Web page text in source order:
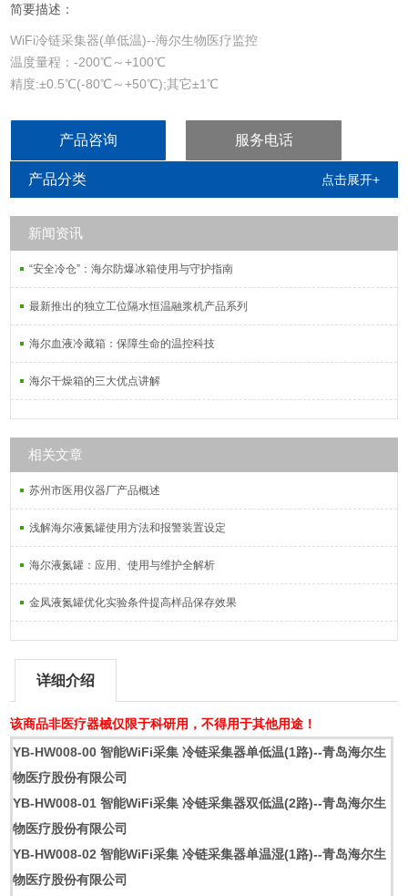
简要描述：
WiFi冷链采集器(单低温)--海尔生物医疗监控
温度量程：-200℃～+100℃
精度:±0.5℃(-80℃～+50℃);其它±1℃
传感器：单路2米PT1000温度传感器
产品咨询 服务电话
产品分类 点击展开+
新闻资讯
“安全冷仓”：海尔防爆冰箱使用与守护指南
最新推出的独立工位隔水恒温融浆机产品系列
海尔血液冷藏箱：保障生命的温控科技
海尔干燥箱的三大优点讲解
相关文章
苏州市医用仪器厂产品概述
浅解海尔液氮罐使用方法和报警装置设定
海尔液氮罐：应用、使用与维护全解析
金凤液氮罐优化实验条件提高样品保存效果
详细介绍
该商品非医疗器械仅限于科研用，不得用于其他用途！
YB-HW008-00 智能WiFi采集 冷链采集器单低温(1路)--青岛海尔生
物医疗股份有限公司
YB-HW008-01 智能WiFi采集 冷链采集器双低温(2路)--青岛海尔生
物医疗股份有限公司
YB-HW008-02 智能WiFi采集 冷链采集器单温湿(1路)--青岛海尔生
物医疗股份有限公司